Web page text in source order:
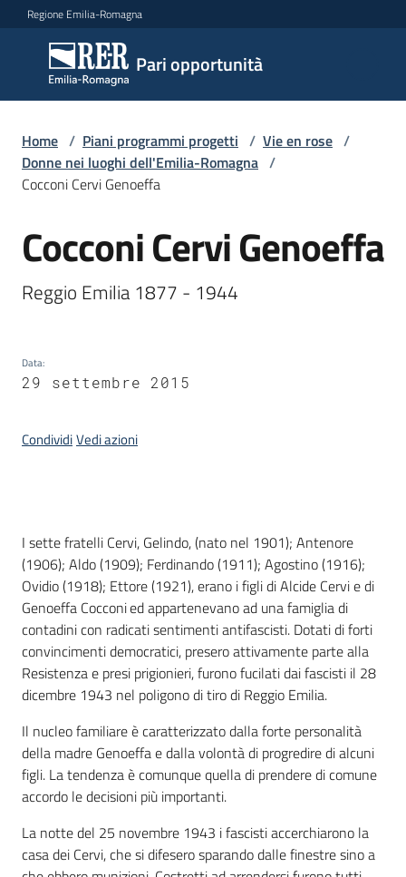
Vai al contenuto
Vai alla navigazione
Vai al footer
Regione Emilia-Romagna
Pari opportunità
Pari
opportunità
Argomenti
Novità
Servizi
Leggi
Atti
Piani
Seguici
su
Home / Piani programmi progetti / Vie en rose /
Donne nei luoghi dell'Emilia-Romagna /
Cocconi Cervi Genoeffa
Salta al contenuto
Cocconi Cervi Genoeffa
Reggio Emilia 1877 - 1944
Data:
29 settembre 2015
CondividiVedi azioni
Introduzione
I sette fratelli Cervi, Gelindo, (nato nel 1901); Antenore
(1906); Aldo (1909); Ferdinando (1911); Agostino (1916);
Ovidio (1918); Ettore (1921), erano i figli di Alcide Cervi e di
Genoeffa Cocconied appartenevano ad una famiglia di
contadini con radicati sentimenti antifascisti. Dotati di forti
convincimenti democratici, presero attivamente parte alla
Resistenza e presi prigionieri, furono fucilati dai fascisti il 28
dicembre 1943 nel poligono di tiro di Reggio Emilia.
Il nucleo familiare è caratterizzato dalla forte personalità
della madre Genoeffa e dalla volontà di progredire di alcuni
figli. La tendenza è comunque quella di prendere di comune
accordo le decisioni più importanti.
La notte del 25 novembre 1943 i fascisti accerchiarono la
casa dei Cervi, che si difesero sparando dalle finestre sino a